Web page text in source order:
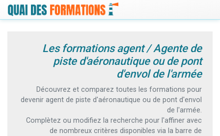
Les formations agent / Agente de
piste d'aéronautique ou de pont
d'envol de l'armée
Découvrez et comparez toutes les formations pour
devenir agent de piste d'aéronautique ou de pont d'envol
de l'armée.
Complètez ou modifiez la recherche pour l'affiner avec
de nombreux critères disponibles via la barre de